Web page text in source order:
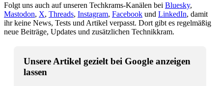
Folgt uns auch auf unseren Techkrams-Kanälen bei Bluesky,
Mastodon, X, Threads, Instagram, Facebook und LinkedIn, damit
ihr keine News, Tests und Artikel verpasst. Dort gibt es regelmäßig
neue Beiträge, Updates und zusätzlichen Technikkram.
Unsere Artikel gezielt bei Google anzeigen
lassen